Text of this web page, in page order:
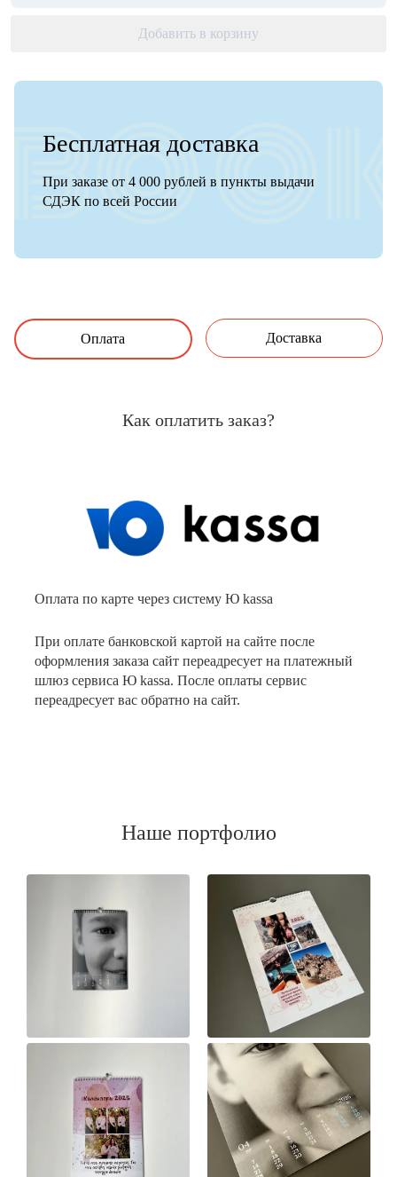
Добавить в корзину
Бесплатная доставка
При заказе от 4 000 рублей в пункты выдачи
СДЭК по всей России
Оплата Доставка
Как оплатить заказ?
Оплата по карте через систему Ю kassa
При оплате банковской картой на сайте после
оформления заказа сайт переадресует на платежный
шлюз сервиса Ю kassa. После оплаты сервис
переадресует вас обратно на сайт.
Наше портфолио